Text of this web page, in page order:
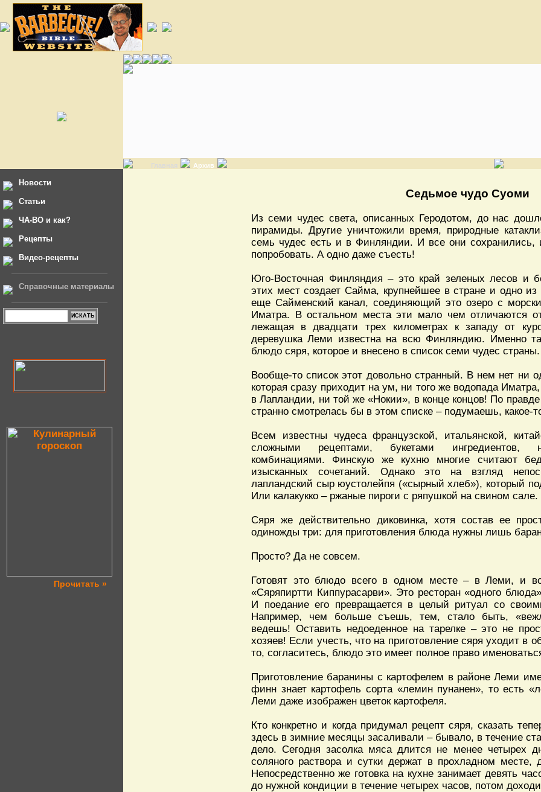
Главная Архив
Новости
Статьи
ЧА-ВО и как?
Рецепты
Видео-рецепты
Справочные материалы
Прочитать »
Седьмое чудо Суоми
Из семи чудес света, описанных Геродотом, до нас
пирамиды. Другие уничтожили время, природные
семь чудес есть и в Финляндии. И все они сохранились,
попробовать. А одно даже съесть!
Юго-Восточная Финляндия – это край зеленых лесов и
этих мест создает Сайма, крупнейшее в стране и одно
еще Сайменский канал, соединяющий это озеро с
Иматра. В остальном места эти мало чем отличаются
лежащая в двадцати трех километрах к западу от
деревушка Леми известна на всю Финляндию. Именно
блюдо сяря, которое и внесено в список семи чудес страны.
Вообще-то список этот довольно странный. В нем нет ни
которая сразу приходит на ум, ни того же водопада
в Лапландии, ни той же «Нокии», в конце концов! По
странно смотрелась бы в этом списке – подумаешь, какое-
Всем известны чудеса французской, итальянской,
сложными рецептами, букетами ингредиентов,
комбинациями. Финскую же кухню многие считают
изысканных сочетаний. Однако это на взгляд
лапландский сыр юустолейпя («сырный хлеб»), который
Или калакукко – ржаные пироги с ряпушкой на свином
Сяря же действительно диковинка, хотя состав ее
одиножды три: для приготовления блюда нужны лишь
Просто? Да не совсем.
Готовят это блюдо всего в одном месте – в Леми, и
«Сяряпиртти Киппурасарви». Это ресторан «одного
И поедание его превращается в целый ритуал со
Например, чем больше съешь, тем, стало быть,
ведешь! Оставить недоеденное на тарелке – это не
хозяев! Если учесть, что на приготовление сяря уходит в
то, согласитесь, блюдо это имеет полное право
Приготовление баранины с картофелем в районе Леми
финн знает картофель сорта «лемин пунанен», то есть
Леми даже изображен цветок картофеля.
Кто конкретно и когда придумал рецепт сяря, сказать
здесь в зимние месяцы засаливали – бывало, в течение
дело. Сегодня засолка мяса длится не менее четырех
соляного раствора и сутки держат в прохладном месте,
Непосредственно же готовка на кухне занимает девять
до нужной кондиции в течение четырех часов, потом